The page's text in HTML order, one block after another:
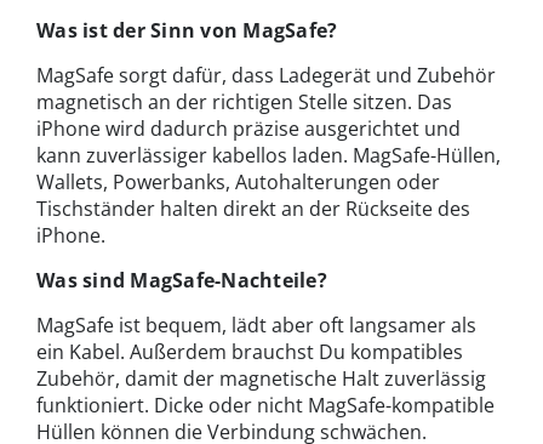
Was ist der Sinn von MagSafe?
MagSafe sorgt dafür, dass Ladegerät und Zubehör
magnetisch an der richtigen Stelle sitzen. Das
iPhone wird dadurch präzise ausgerichtet und
kann zuverlässiger kabellos laden. MagSafe-Hüllen,
Wallets, Powerbanks, Autohalterungen oder
Tischständer halten direkt an der Rückseite des
iPhone.
Was sind MagSafe-Nachteile?
MagSafe ist bequem, lädt aber oft langsamer als
ein Kabel. Außerdem brauchst Du kompatibles
Zubehör, damit der magnetische Halt zuverlässig
funktioniert. Dicke oder nicht MagSafe-kompatible
Hüllen können die Verbindung schwächen.